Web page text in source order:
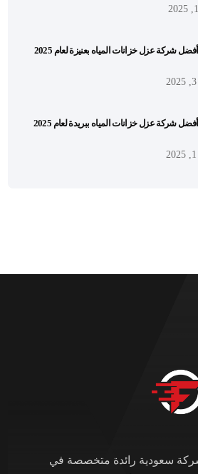
من هي أفضل شركة عزل خزانات المياه بعنيزة لعام 2025
من هي أفضل شركة عزل خزانات المياه ببريدة لعام 2025
سعودية رائدة متخصصة في